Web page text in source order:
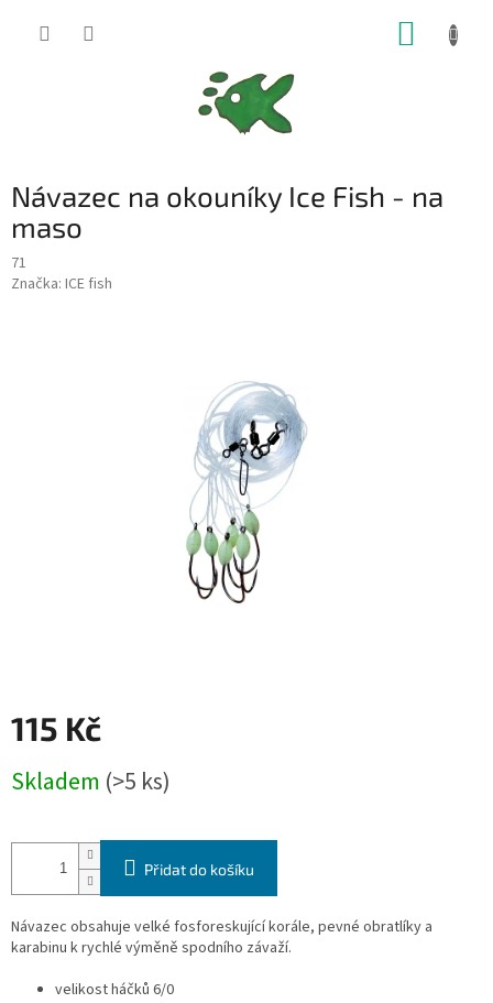
Návazec na okouníky Ice Fish - na
maso
71
Značka: ICE fish
115 Kč
cena:
Skladem (>5 ks)
Přidat do košíku
Návazec obsahuje velké fosforeskující korále, pevné obratlíky a
karabinu k rychlé výměně spodního závaží.
velikost háčků 6/0